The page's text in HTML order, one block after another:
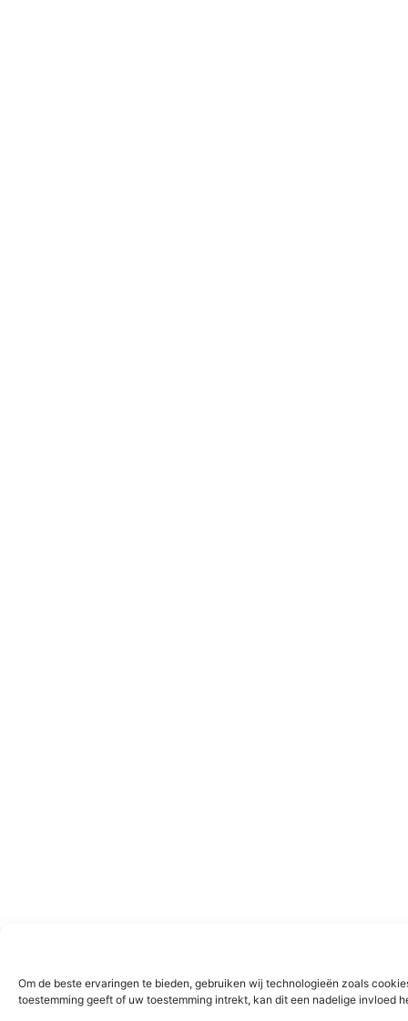
Om de beste ervaringen te bieden, gebruiken wij technologieën zoals
toestemming geeft of uw toestemming intrekt, kan dit een nadelige invloed